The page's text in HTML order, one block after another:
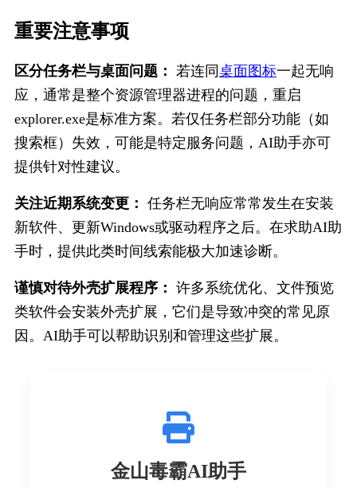
重要注意事项
区分任务栏与桌面问题： 若连同桌面图标一起无响
应，通常是整个资源管理器进程的问题，重启
explorer.exe是标准方案。若仅任务栏部分功能（如
搜索框）失效，可能是特定服务问题，AI助手亦可
提供针对性建议。
关注近期系统变更： 任务栏无响应常常发生在安装
新软件、更新Windows或驱动程序之后。在求助AI助
手时，提供此类时间线索能极大加速诊断。
谨慎对待外壳扩展程序： 许多系统优化、文件预览
类软件会安装外壳扩展，它们是导致冲突的常见原
因。AI助手可以帮助识别和管理这些扩展。
金山毒霸AI助手